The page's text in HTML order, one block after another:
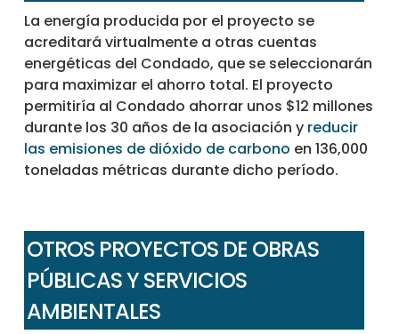
La energía producida por el proyecto se
acreditará virtualmente a otras cuentas
energéticas del Condado, que se seleccionarán
para maximizar el ahorro total. El proyecto
permitiría al Condado ahorrar unos $12 millones
durante los 30 años de la asociación y reducir
las emisiones de dióxido de carbono en 136,000
toneladas métricas durante dicho período.
OTROS PROYECTOS DE OBRAS
PÚBLICAS Y SERVICIOS
AMBIENTALES